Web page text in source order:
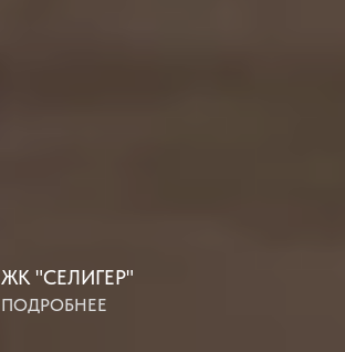
ЖК "СЕРДЦЕ СТОЛИЦЫ"
ПОДРОБНЕЕ